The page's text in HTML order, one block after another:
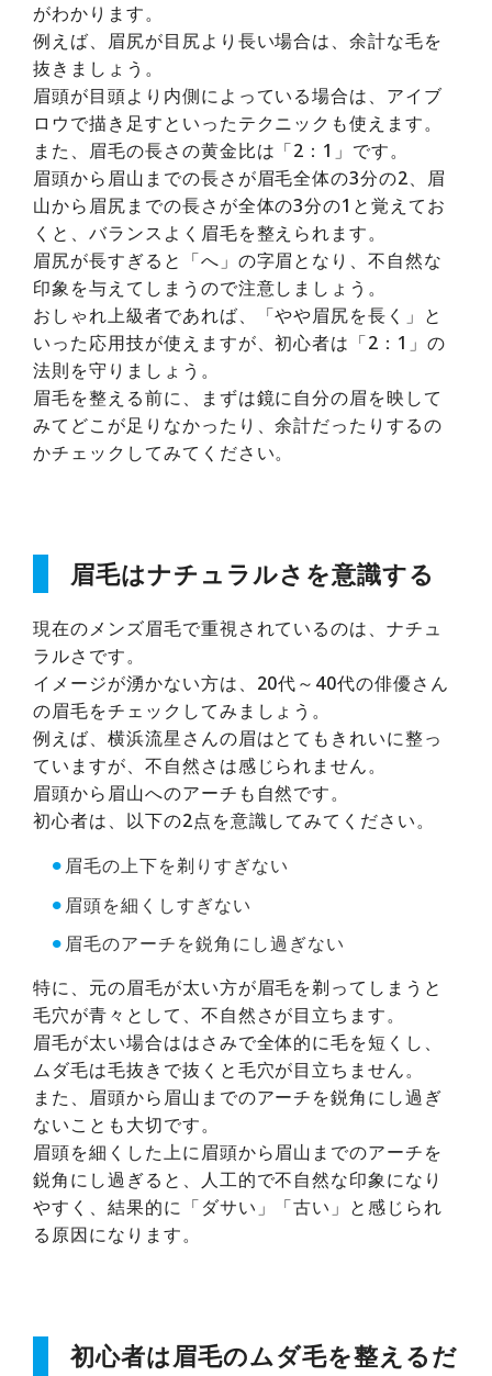
がわかります。
例えば、眉尻が目尻より長い場合は、余計な毛を
抜きましょう。
眉頭が目頭より内側によっている場合は、アイブ
ロウで描き足すといったテクニックも使えます。
また、眉毛の長さの黄金比は「2：1」です。
眉頭から眉山までの長さが眉毛全体の3分の2、眉
山から眉尻までの長さが全体の3分の1と覚えてお
くと、バランスよく眉毛を整えられます。
眉尻が長すぎると「へ」の字眉となり、不自然な
印象を与えてしまうので注意しましょう。
おしゃれ上級者であれば、「やや眉尻を長く」と
いった応用技が使えますが、初心者は「2：1」の
法則を守りましょう。
眉毛を整える前に、まずは鏡に自分の眉を映して
みてどこが足りなかったり、余計だったりするの
かチェックしてみてください。
眉毛はナチュラルさを意識する
現在のメンズ眉毛で重視されているのは、ナチュ
ラルさです。
イメージが湧かない方は、20代～40代の俳優さん
の眉毛をチェックしてみましょう。
例えば、横浜流星さんの眉はとてもきれいに整っ
ていますが、不自然さは感じられません。
眉頭から眉山へのアーチも自然です。
初心者は、以下の2点を意識してみてください。
⚫︎眉毛の上下を剃りすぎない
⚫︎眉頭を細くしすぎない
⚫︎眉毛のアーチを鋭角にし過ぎない
特に、元の眉毛が太い方が眉毛を剃ってしまうと
毛穴が青々として、不自然さが目立ちます。
眉毛が太い場合ははさみで全体的に毛を短くし、
ムダ毛は毛抜きで抜くと毛穴が目立ちません。
また、眉頭から眉山までのアーチを鋭角にし過ぎ
ないことも大切です。
眉頭を細くした上に眉頭から眉山までのアーチを
鋭角にし過ぎると、人工的で不自然な印象になり
やすく、結果的に「ダサい」「古い」と感じられ
る原因になります。
初心者は眉毛のムダ毛を整えるだ